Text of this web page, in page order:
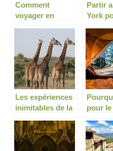
Comment
voyager en
Partir
York
couple
Les expériences
inimitables de la
pour